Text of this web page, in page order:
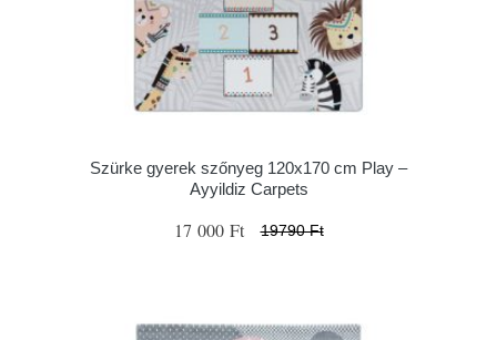
Szürke gyerek szőnyeg 120x170 cm Play –
Ayyildiz Carpets
17 000 Ft 19790 Ft